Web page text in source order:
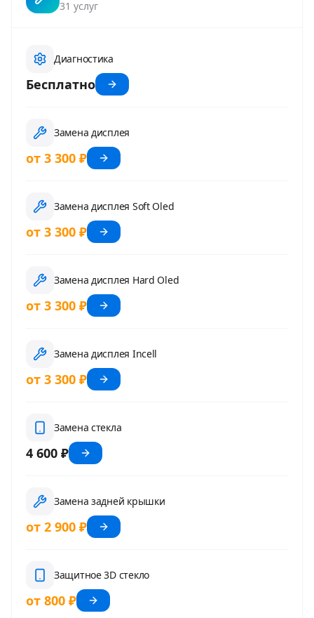
31 услуг
Диагностика
Бесплатно
Замена дисплея
от 3 300 ₽
Замена дисплея Soft Oled
от 3 300 ₽
Замена дисплея Hard Oled
от 3 300 ₽
Замена дисплея Incell
от 3 300 ₽
Замена стекла
4 600 ₽
Замена задней крышки
от 2 900 ₽
Защитное 3D стекло
от 800 ₽